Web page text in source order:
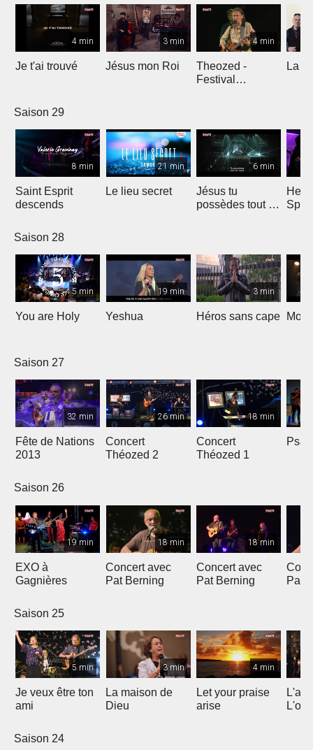
4 min
Je t'ai trouvé
3 min
Jésus mon Roi
4 min
Theozed -
Festival
La
Saison 29
8 min
Saint Esprit
descends
21 min
Le lieu secret
6 min
Jésus tu
possèdes tout en
He
Saison 28
5 min
You are Holy
19 min
Yeshua
3 min
Héros sans cape Moi
Saison 27
32 min
Fête de Nations
2013
26 min
Concert
Théozed 2
18 min
Concert
Théozed 1
Saison 26
19 min
EXO à
Gagnières
18 min
Concert avec
Pat Berning
18 min
Concert avec
Pat Berning
Pat
Saison 25
5 min
Je veux être ton
ami
3 min
La maison de
Dieu
4 min
Let your praise
arise
Saison 24